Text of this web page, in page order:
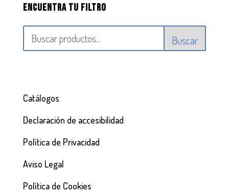
Encuentra tu filtro
Buscar
Catálogos
Declaración de accesibilidad
Política de Privacidad
Aviso Legal
Política de Cookies